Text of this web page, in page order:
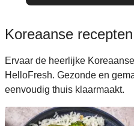
Koreaanse
Ervaar de heerlijke
HelloFresh. Gezonde en
eenvoudig thuis klaarmaakt.